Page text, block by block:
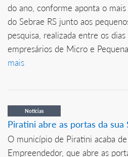
do ano, conforme aponta o
do Sebrae RS junto aos
pesquisa, realizada entre os
empresários de Micro e
mais
Notícias
Piratini abre as portas da
O município de Piratini acaba
Empreendedor, que abre as